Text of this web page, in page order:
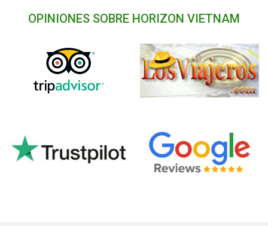
OPINIONES SOBRE HORIZON VIETNAM